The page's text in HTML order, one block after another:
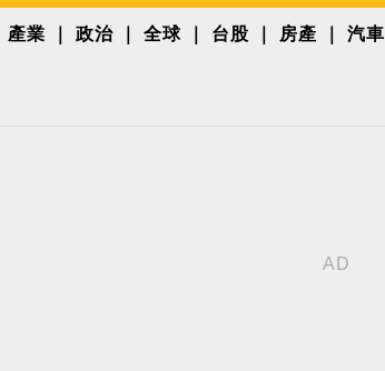
產業 政治 全球 台股 房產 汽車